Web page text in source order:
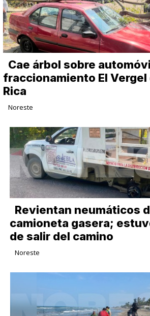
Cae árbol sobre
fraccionamiento El Vergel
Rica
Noreste
Revientan neumáticos
camioneta gasera;
de salir del camino
Noreste